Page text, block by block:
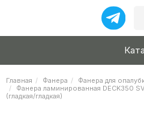
Главная Фанера
Фанера для
Фанера ламинированная DЕCK350
(гладкая/гладкая)